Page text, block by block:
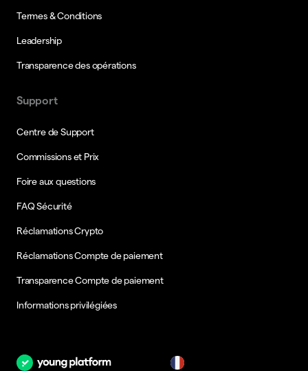
Termes & Conditions
Leadership
Transparence des opérations
Support
Centre de Support
Commissions et Prix
Foire aux questions
FAQ Sécurité
Réclamations Crypto
Réclamations Compte de paiement
Transparence Compte de paiement
Informations privilégiées